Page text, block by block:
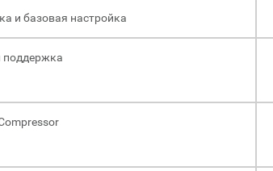
и базовая настройка
поддержка